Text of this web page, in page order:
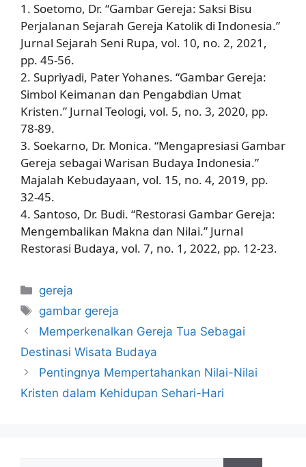
1. Soetomo, Dr. “Gambar Gereja: Saksi Bisu
Perjalanan Sejarah Gereja Katolik di Indonesia.”
Jurnal Sejarah Seni Rupa, vol. 10, no. 2, 2021,
pp. 45-56.
2. Supriyadi, Pater Yohanes. “Gambar Gereja:
Simbol Keimanan dan Pengabdian Umat
Kristen.” Jurnal Teologi, vol. 5, no. 3, 2020, pp.
78-89.
3. Soekarno, Dr. Monica. “Mengapresiasi Gambar
Gereja sebagai Warisan Budaya Indonesia.”
Majalah Kebudayaan, vol. 15, no. 4, 2019, pp.
32-45.
4. Santoso, Dr. Budi. “Restorasi Gambar Gereja:
Mengembalikan Makna dan Nilai.” Jurnal
Restorasi Budaya, vol. 7, no. 1, 2022, pp. 12-23.
Categories
gereja
Tags
gambar gereja
Memperkenalkan Gereja Tua Sebagai
Destinasi Wisata Budaya
Pentingnya Mempertahankan Nilai-Nilai
Kristen dalam Kehidupan Sehari-Hari